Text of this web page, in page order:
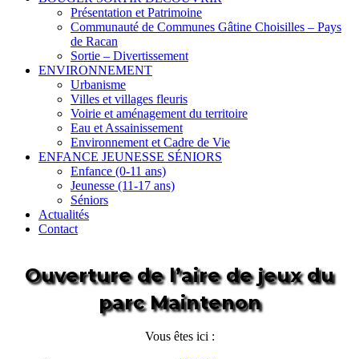
Présentation et Patrimoine
Communauté de Communes Gâtine Choisilles – Pays
de Racan
Sortie – Divertissement
ENVIRONNEMENT
Urbanisme
Villes et villages fleuris
Voirie et aménagement du territoire
Eau et Assainissement
Environnement et Cadre de Vie
ENFANCE JEUNESSE SÉNIORS
Enfance (0-11 ans)
Jeunesse (11-17 ans)
Séniors
Actualités
Contact
Ouverture de l’aire de jeux du
parc Maintenon
Vous êtes ici :